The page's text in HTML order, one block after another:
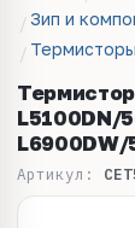
Зип и
L5100DN/
L6900DW/
Артикул: